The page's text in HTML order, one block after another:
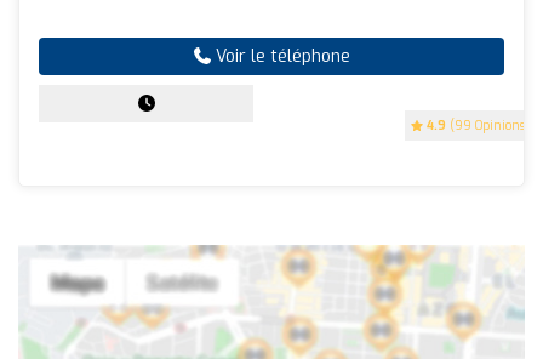
4.9 (99 Opinions)
Voir le téléphone